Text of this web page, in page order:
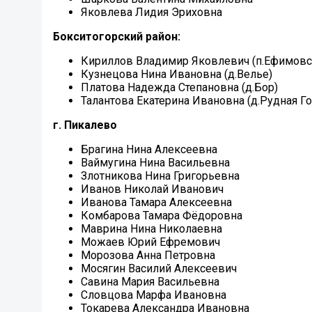
Яковлева Лидия Эриховна
Бокситогорский район:
Кириллов Владимир Яковлевич
Кузнецова Нина Ивановна (д.Велье)
Платова Надежда Степановна (д.Бор)
Талантова Екатерина Ивановна (д.Рудная
г. Пикалево
Брагина Нина Алексеевна
Ваймугина Нина Васильевна
Злотникова Нина Григорьевна
Иванов Николай Иванович
Иванова Тамара Алексеевна
Комбарова Тамара Фёдоровна
Маврина Нина Николаевна
Можаев Юрий Ефремович
Морозова Анна Петровна
Мосягин Василий Алексеевич
Савина Мария Васильевна
Словцова Марфа Ивановна
Токарева Александра Ивановна